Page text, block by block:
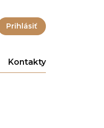
Prihlásiť
Kontakty